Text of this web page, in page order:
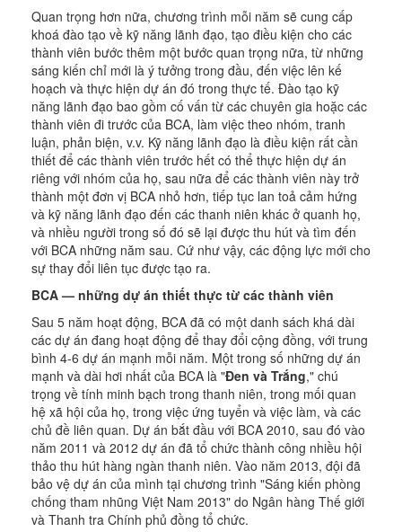
Quan trọng hơn nữa, chương trình mỗi năm sẽ cung cấp
khoá đào tạo về kỹ năng lãnh đạo, tạo điều kiện cho các
thành viên bước thêm một bước quan trọng nữa, từ những
sáng kiến chỉ mới là ý tưởng trong đầu, đến việc lên kế
hoạch và thực hiện dự án đó trong thực tế. Đào tạo kỹ
năng lãnh đạo bao gồm cố vấn từ các chuyên gia hoặc các
thành viên đi trước của BCA, làm việc theo nhóm, tranh
luận, phản biện, v.v. Kỹ năng lãnh đạo là điều kiện rất cần
thiết để các thành viên trước hết có thể thực hiện dự án
riêng với nhóm của họ, sau nữa để các thành viên này trở
thành một đơn vị BCA nhỏ hơn, tiếp tục lan toả cảm hứng
và kỹ năng lãnh đạo đến các thanh niên khác ở quanh họ,
và nhiều người trong số đó sẽ lại được thu hút và tìm đến
với BCA những năm sau. Cứ như vậy, các động lực mới cho
sự thay đổi liên tục được tạo ra.
BCA — những dự án thiết thực từ các thành viên
Sau 5 năm hoạt động, BCA đã có một danh sách khá dài
các dự án đang hoạt động để thay đổi cộng đồng, với trung
bình 4-6 dự án mạnh mỗi năm. Một trong số những dự án
mạnh và dài hơi nhất của BCA là "Đen và Trắng," chú
trọng về tính minh bạch trong thanh niên, trong mối quan
hệ xã hội của họ, trong việc ứng tuyển và việc làm, và các
chủ đề liên quan. Dự án bắt đầu với BCA 2010, sau đó vào
năm 2011 và 2012 dự án đã tổ chức thành công nhiều hội
thảo thu hút hàng ngàn thanh niên. Vào năm 2013, đội đã
bảo vệ dự án của mình tại chương trình "Sáng kiến phòng
chống tham nhũng Việt Nam 2013" do Ngân hàng Thế giới
và Thanh tra Chính phủ đồng tổ chức.